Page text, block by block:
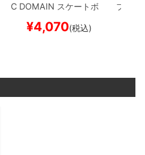
C DOMAIN スケートボ
¥4,070(税込)
プ